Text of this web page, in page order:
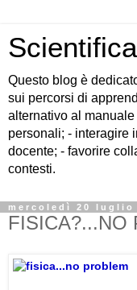
Questo blog è
sui percorsi di
alternativo al
personali; - interagire
docente; - favorire
contesti.
mercoledì 20 luglio
FISICA?...NO